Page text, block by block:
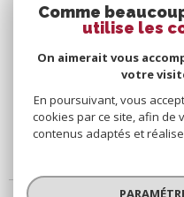
Comme
utilise les
On aimerait vous
votre
En poursuivant, vous
cookies par ce site, afin de
contenus adaptés et